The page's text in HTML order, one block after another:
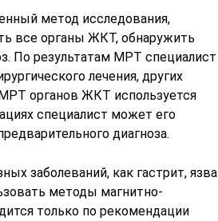
метод исследования,
все органы ЖКТ, обнаружить
По результатам МРТ специалист
лечения, других
органов ЖКТ используется
специалист может его
диагноза.
заболеваний, как гастрит, язва
методы магнитно-
только по рекомендации